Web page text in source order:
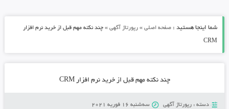
شما اینجا هستید : صفحه اصلی» رپورتاژ آگهی» چند نکته مهم قبل از خرید نرم افزار
CRM
چند نکته مهم قبل از خرید نرم افزار CRM
دسته : رپورتاژ آگهی سه‌شنبه 16 فوریه 2021